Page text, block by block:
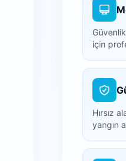
için
Hırsız
yangın